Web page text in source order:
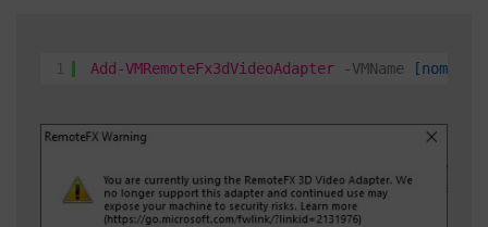
1 Add-VMRemoteFx3dVideoAdapter -VMName